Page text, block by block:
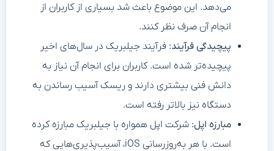
می‌دهد. این موضوع باعث شد بسیاری از کاربران از
انجام آن صرف نظر کنند.
پیچیدگی فرآیند: فرآیند جیلبریک در سال‌های اخیر
پیچیده‌تر شده است. کاربران برای انجام آن نیاز به
دانش فنی بیشتری دارند و ریسک آسیب رساندن به
دستگاه نیز بالاتر رفته است.
مبارزه اپل: شرکت اپل همواره با جیلبریک مبارزه کرده
است. با هر به‌روزرسانی iOS، آسیب‌پذیری‌هایی که